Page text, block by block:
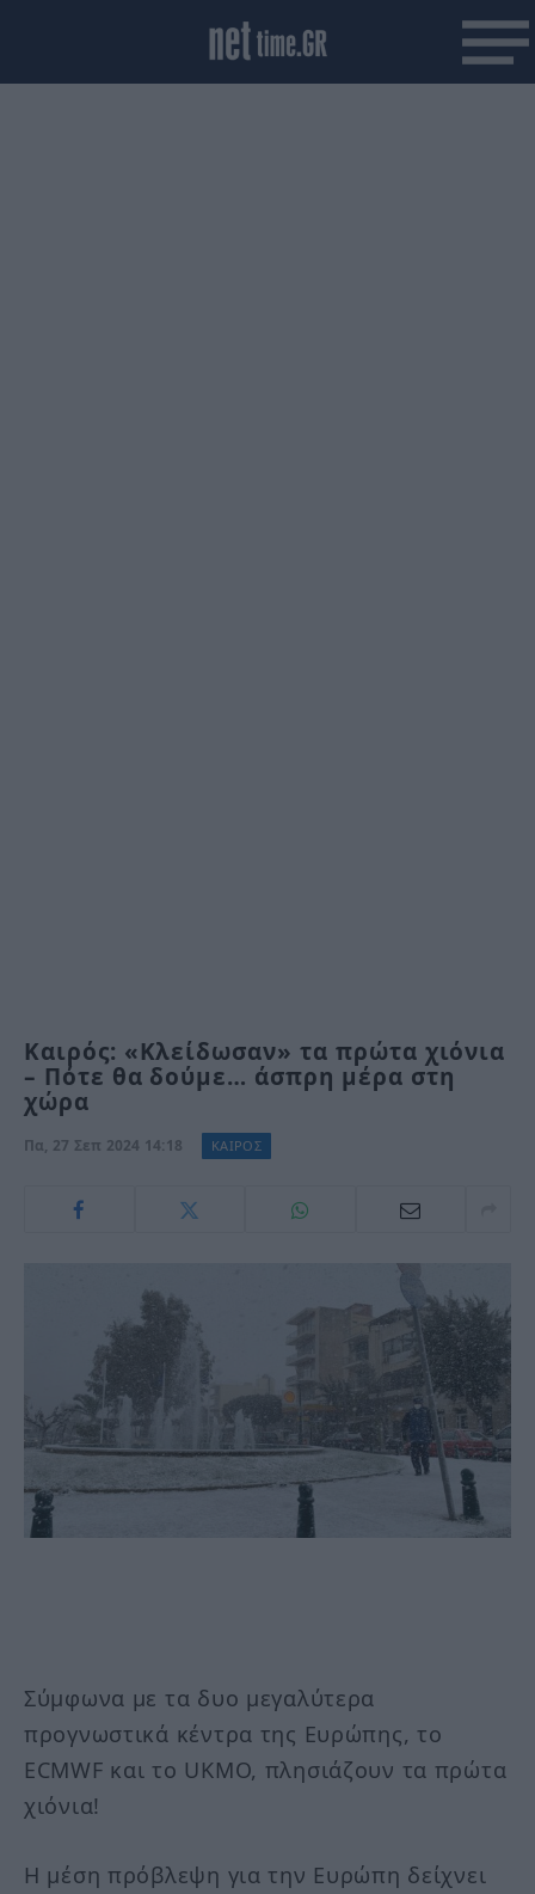
Καιρός: «Κλείδωσαν» τα πρώτα χιόνια
– Πότε θα δούμε… άσπρη μέρα στη
χώρα
Πα, 27 Σεπ 2024 14:18 ΚΑΙΡΌΣ
Σύμφωνα με τα δυο μεγαλύτερα
προγνωστικά κέντρα της Ευρώπης, το
ECMWF και το UKMO, πλησιάζουν τα πρώτα
χιόνια!
Η μέση πρόβλεψη για την Ευρώπη δείχνει